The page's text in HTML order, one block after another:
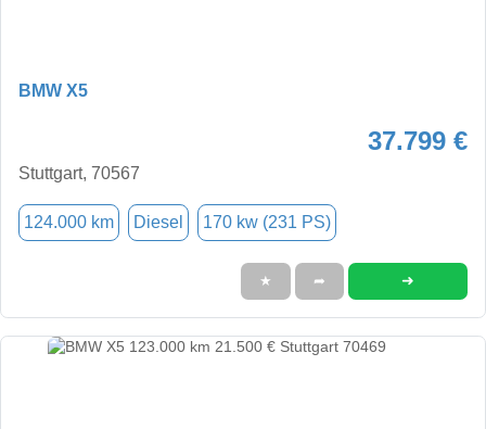
BMW X5
37.799 €
Stuttgart, 70567
124.000 km Diesel 170 kw (231 PS)
★ ➦ ➜